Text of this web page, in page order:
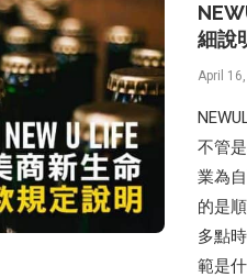
細說
April
不管
業為
的是
多點
範是